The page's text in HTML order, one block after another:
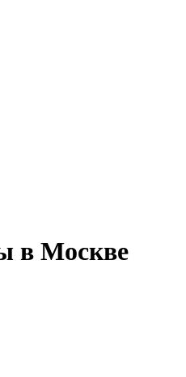
в Москве